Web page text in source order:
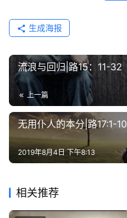
美
敬
神
学
研
究
按
经
生成海报
流浪与回归|路15：11-32
上一篇
无用仆人的本分|路17:1-10
2019年8月4日 下午8:13
相关推荐